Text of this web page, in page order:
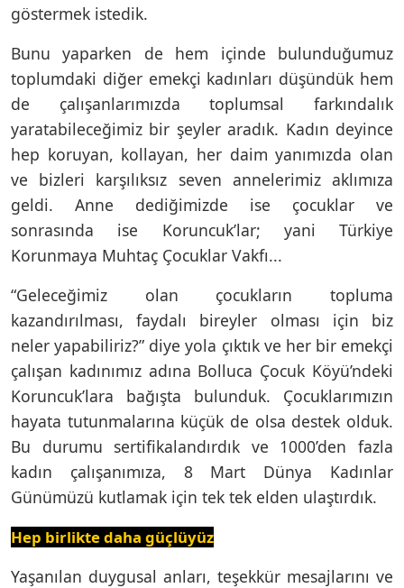
göstermek istedik.
Bunu yaparken de hem içinde bulunduğumuz
toplumdaki diğer emekçi kadınları düşündük hem
de çalışanlarımızda toplumsal farkındalık
yaratabileceğimiz bir şeyler aradık. Kadın deyince
hep koruyan, kollayan, her daim yanımızda olan
ve bizleri karşılıksız seven annelerimiz aklımıza
geldi. Anne dediğimizde ise çocuklar ve
sonrasında ise Koruncuk’lar; yani Türkiye
Korunmaya Muhtaç Çocuklar Vakfı...
“Geleceğimiz olan çocukların topluma
kazandırılması, faydalı bireyler olması için biz
neler yapabiliriz?” diye yola çıktık ve her bir emekçi
çalışan kadınımız adına Bolluca Çocuk Köyü’ndeki
Koruncuk’lara bağışta bulunduk. Çocuklarımızın
hayata tutunmalarına küçük de olsa destek olduk.
Bu durumu sertifikalandırdık ve 1000’den fazla
kadın çalışanımıza, 8 Mart Dünya Kadınlar
Günümüzü kutlamak için tek tek elden ulaştırdık.
Hep birlikte daha güçlüyüz
Yaşanılan duygusal anları, teşekkür mesajlarını ve